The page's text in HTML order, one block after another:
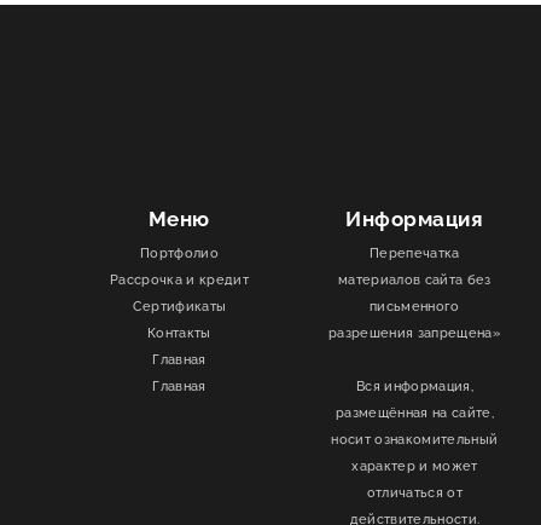
Меню
Портфолио
Рассрочка и кредит
Сертификаты
Контакты
Главная
Главная
Информация
Перепечатка
материалов сайта без
письменного
разрешения запрещена»
Вся информация,
размещённая на сайте,
носит ознакомительный
характер и может
отличаться от
действительности.